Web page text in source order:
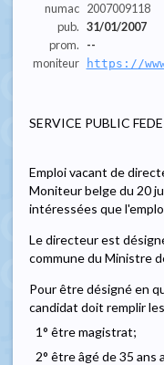
numac 2007009118
pub. 31/01/2007
prom.
--
moniteur
https://
SERVICE PUBLIC
Emploi vacant de
Moniteur belge du 20
intéressées que
Le directeur est
commune du Ministre
Pour être désigné en
candidat doit remplir
1° être magistrat;
2° être âgé de 35 ans